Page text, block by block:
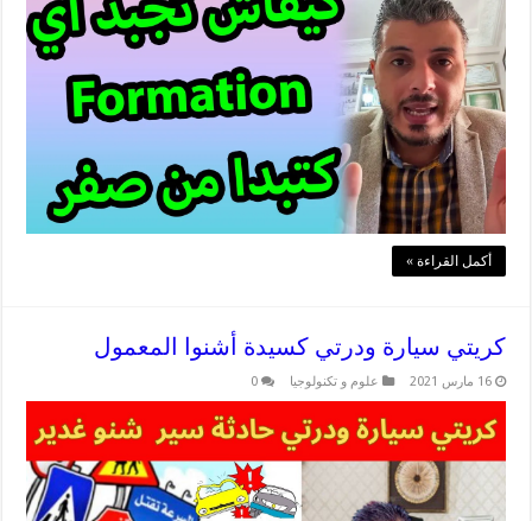
أكمل القراءة »
كريتي سيارة ودرتي كسيدة أشنوا المعمول
16 مارس 2021 علوم و تكنولوجيا 0